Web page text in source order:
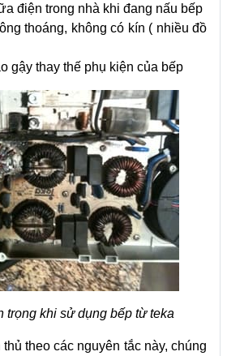
điện trong nhà khi đang nấu bếp
thoáng, không có kín ( nhiều đồ
gậy thay thế phụ kiện của bếp
trọng khi sử dụng bếp từ teka
theo các nguyên tắc này, chúng